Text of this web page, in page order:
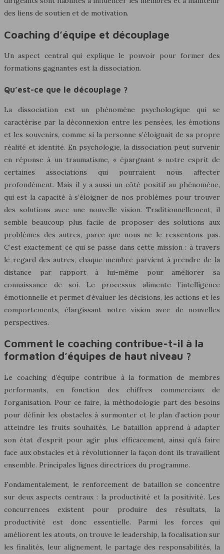
des liens de soutien et de motivation.
Coaching d’équipe et découplage
Un aspect central qui explique le pouvoir pour former des
formations gagnantes est la dissociation.
Qu’est-ce que le découplage ?
La dissociation est un phénomène psychologique qui se
caractérise par la déconnexion entre les pensées, les émotions
et les souvenirs, comme si la personne s’éloignait de sa propre
réalité et identité. En psychologie, la dissociation peut survenir
en réponse à un traumatisme, « épargnant » notre esprit de
certaines associations qui pourraient nous affecter
profondément. Mais il y a aussi un côté positif au phénomène,
qui est la capacité à s’éloigner de nos problèmes pour trouver
des solutions avec une nouvelle vision. Traditionnellement, il
semble beaucoup plus facile de proposer des solutions aux
problèmes des autres, parce que nous ne le ressentons pas.
C’est exactement ce qui se passe dans cette mission : à travers
le regard des autres, chaque membre parvient à prendre de la
distance par rapport à lui-même pour améliorer sa
connaissance de soi. Le processus alimente l’intelligence
émotionnelle et permet d’évaluer les décisions, les actions et les
comportements, élargissant notre vision avec de nouvelles
perspectives.
Comment le coaching contribue-t-il à la
formation d’équipes de haut niveau ?
Le coaching d’équipe contribue à la formation de membres
performants, en fonction des chiffres commerciaux de
l’organisation. Pour ce faire, la méthodologie part des besoins
pour définir les obstacles à surmonter et le plan d’action pour
atteindre les fruits souhaités. Le bataillon apprend à adapter
son état d’esprit pour agir plus efficacement, ainsi qu’à faire
face aux obstacles et à révolutionner la façon dont ils travaillent
ensemble. Principales lignes directrices du programme.
Fondamentalement, le renforcement de bataillon se concentre
sur deux aspects centraux : la productivité et la positivité. Les
concurrences existent pour produire des résultats, la
productivité est donc essentielle. Parmi les forces qui
améliorent les atouts, on trouve le leadership, la focalisation sur
les finalités, leur alignement, le partage des responsabilités, la